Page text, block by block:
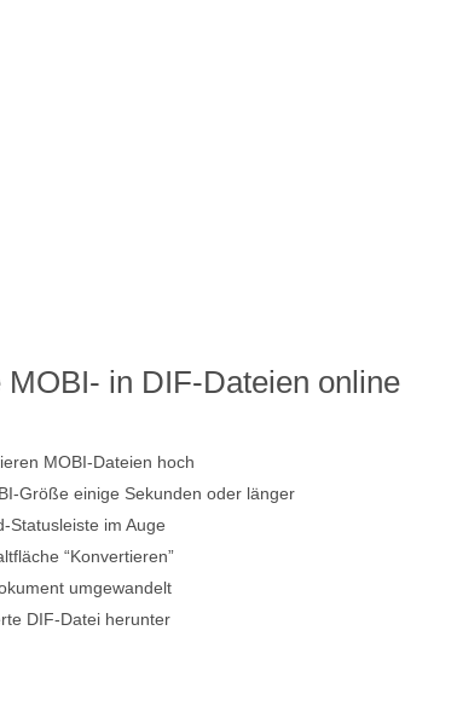
MOBI- in DIF-Dateien online
MOBI-Dateien hoch
Größe einige Sekunden oder länger
Statusleiste im Auge
“Konvertieren”
umgewandelt
DIF-Datei herunter